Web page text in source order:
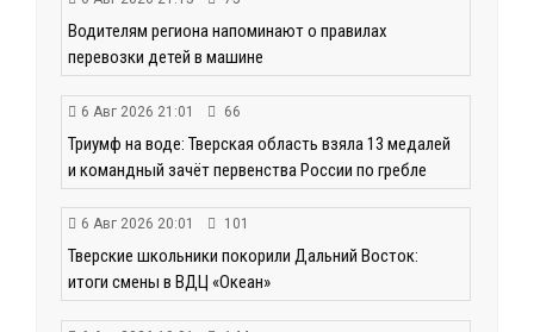
Водителям региона напоминают о правилах
перевозки детей в машине
6 Авг 2026 21:01 66
Триумф на воде: Тверская область взяла 13 медалей
и командный зачёт первенства России по гребле
6 Авг 2026 20:01 101
Тверские школьники покорили Дальний Восток:
итоги смены в ВДЦ «Океан»